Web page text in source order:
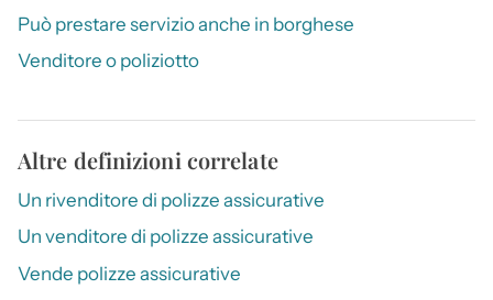
Può prestare servizio anche in borghese
Venditore o poliziotto
Altre definizioni correlate
Un rivenditore di polizze assicurative
Un venditore di polizze assicurative
Vende polizze assicurative